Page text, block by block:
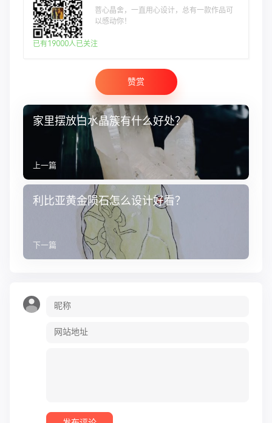
菩心晶舍，一直用心设计，总有一款作品可
以感动你！
已有19000人已关注
赞赏
家里摆放白水晶簇有什么好处？
上一篇
利比亚黄金陨石怎么设计好看？
下一篇